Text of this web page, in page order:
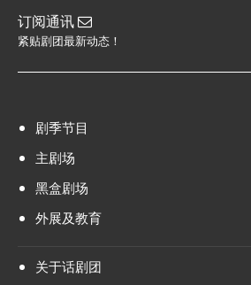
订阅通讯
紧贴剧团最新动态！
剧季节目
主剧场
黑盒剧场
外展及教育
关于话剧团